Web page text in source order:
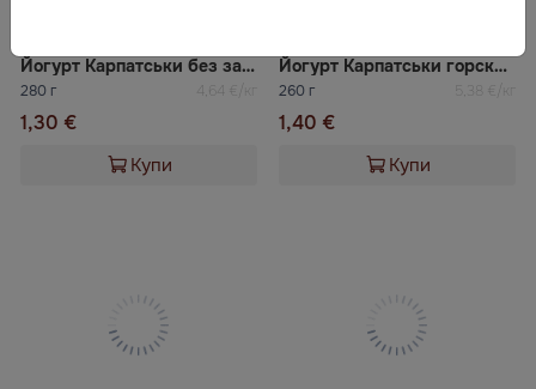
Йогурт Карпатськи без захар 3% Галичина
280 г 4,64 €/кг
1,30 €
Купи
Йогурт Карпатськи горски плодове 2,2% Галичина
260 г 5,38 €/кг
1,40 €
Купи